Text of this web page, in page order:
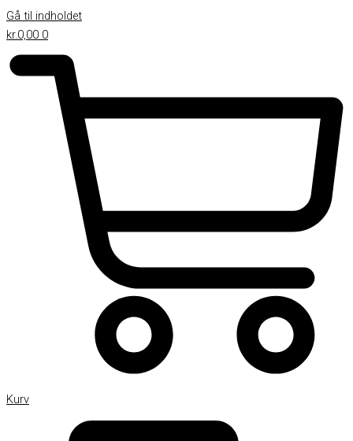
Gå til indholdet
kr.0,00 0
Kurv